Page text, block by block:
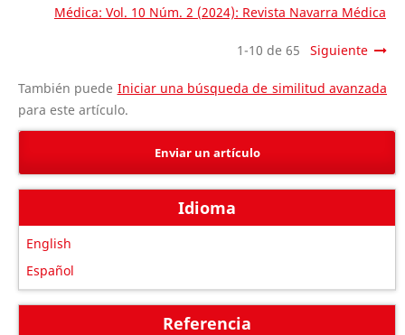
Médica: Vol. 10 Núm. 2 (2024): Revista Navarra Médica
1-10 de 65 Siguiente
También puede Iniciar una búsqueda de similitud avanzada
para este artículo.
Enviar un artículo
Idioma
English
Español
Referencia